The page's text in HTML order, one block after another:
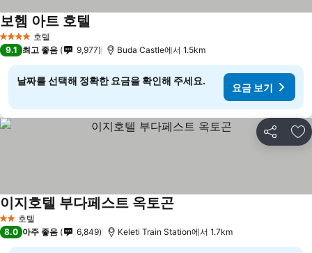
4 성급 호텔
보헴 아트 호텔
9.1 최고 좋음 9,977 Buda Castle에서 1.5km
날짜를 선택해 정확한 요금을 확인해 주세요.
요금 보기
공유 즐
2 성급호텔
이지호텔 부다페스트 옥토곤
8.0 아주 좋음 6,849 Keleti Train Station에서 1.7km